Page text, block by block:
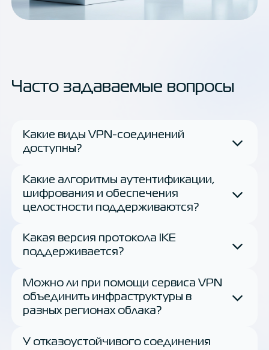
Часто задаваемые вопросы
Какие виды VPN-соединений
доступны?
Какие алгоритмы аутентификации,
шифрования и обеспечения
целостности поддерживаются?
Какая версия протокола IKE
поддерживается?
Можно ли при помощи сервиса VPN
объединить инфраструктуры в
разных регионах облака?
У отказоустойчивого соединения